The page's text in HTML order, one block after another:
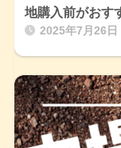
地購入前がおす
2025年7月26日